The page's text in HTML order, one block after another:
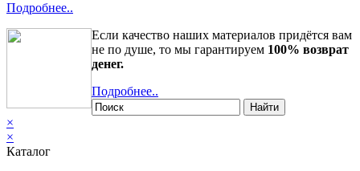
Подробнее..
Если качество наших материалов придётся вам
не по душе, то мы гарантируем 100% возврат
денег.
Подробнее..
Найти
×
×
Каталог